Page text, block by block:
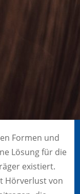
Formen und
Lösung für die
existiert.
Hörverlust von